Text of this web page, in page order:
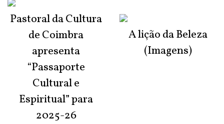
Pastoral da Cultura
de Coimbra
apresenta
“Passaporte
Cultural e
Espiritual” para
2025-26
A lição da Beleza
(Imagens)